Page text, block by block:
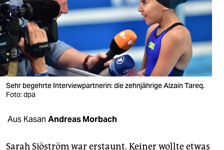
nord
wahrheit
verlag
verlag
veranstaltungen
shop
Sehr begehrte Interviewpartnerin: die zehnjährige Alzain Tareq.
Foto: dpa
Aus Kasan Andreas Morbach
Sarah Sjöström war erstaunt. Keiner wollte etwas